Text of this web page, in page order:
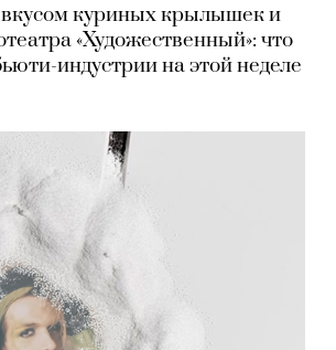
куриных крылышек и
«Художественный»: что
индустрии на этой неделе